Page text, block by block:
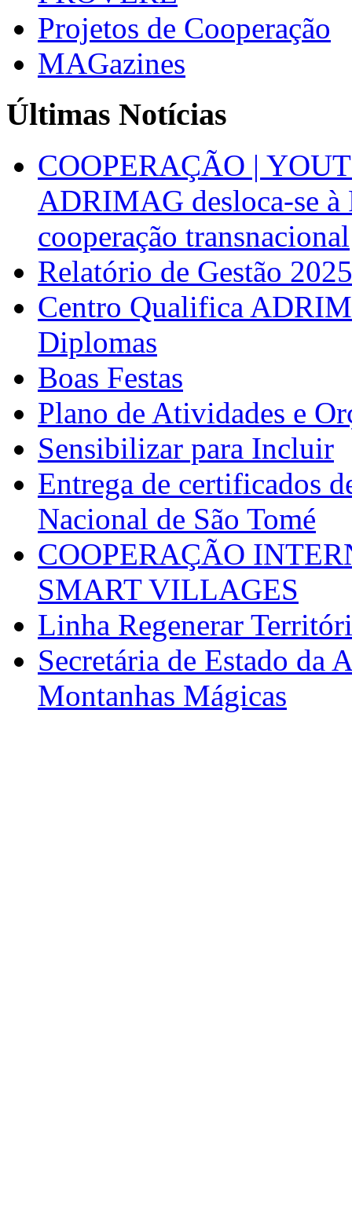
Projetos de Cooperação
MAGazines
Últimas Notícias
COOPERAÇÃO |
ADRIMAG desloca-se
cooperação transnacional
Relatório de Gestão 2025
Centro Qualifica
Diplomas
Boas Festas
Plano de Atividades e
Sensibilizar para Incluir
Entrega de certificados
Nacional de São Tomé
COOPERAÇÃO
SMART VILLAGES
Linha Regenerar
Secretária de Estado da
Montanhas Mágicas